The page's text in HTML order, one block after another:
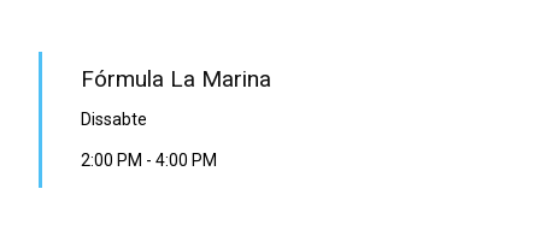
Fórmula La Marina
Dissabte
2:00 PM - 4:00 PM